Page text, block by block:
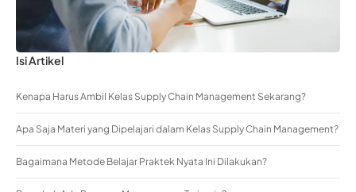
Isi Artikel
Kenapa Harus Ambil Kelas Supply Chain Management Sekarang?
Apa Saja Materi yang Dipelajari dalam Kelas Supply Chain Management?
Bagaimana Metode Belajar Praktek Nyata Ini Dilakukan?